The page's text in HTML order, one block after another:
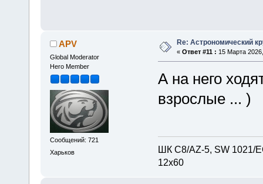
APV
Global Moderator
Hero Member
Сообщений: 721
Харьков
Re: Астрономический
« Ответ #11 : 15 Марта
А на него
взрослые ... )
ШК С8/AZ-5, SW 1021/
12х60